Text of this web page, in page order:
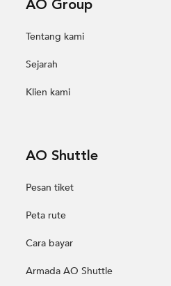
AO Group
Tentang kami
Sejarah
Klien kami
AO Shuttle
Pesan tiket
Peta rute
Cara bayar
Armada AO Shuttle